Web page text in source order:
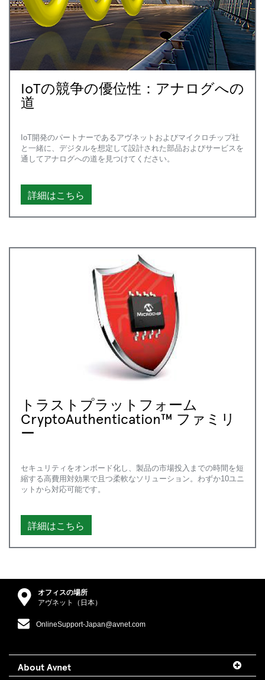
IoTの競争の優位性：アナログへの
道
IoT開発のパートナーであるアヴネットおよびマイクロチップ社
と一緒に、デジタルを想定して設計された部品およびサービスを
通してアナログへの道を見つけてください。
詳細はこちら
トラストプラットフォーム
CryptoAuthentication™ ファミリ
ー
セキュリティをオンボード化し、製品の市場投入までの時間を短
縮する高費用対効果で且つ柔軟なソリューション。わずか10ユニ
ットから対応可能です。
詳細はこちら
オフィスの場所
アヴネット（日本）
OnlineSupport-Japan@avnet.com
About Avnet